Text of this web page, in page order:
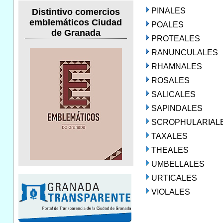
Distintivo comercios
emblemáticos Ciudad
de Granada
PINALES
POALES
PROTEALES
RANUNCULALES
RHAMNALES
ROSALES
SALICALES
SAPINDALES
TAXALES
THEALES
UMBELLALES
URTICALES
VIOLALES